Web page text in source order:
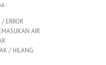
:
ERROR
AIR
/ HILANG